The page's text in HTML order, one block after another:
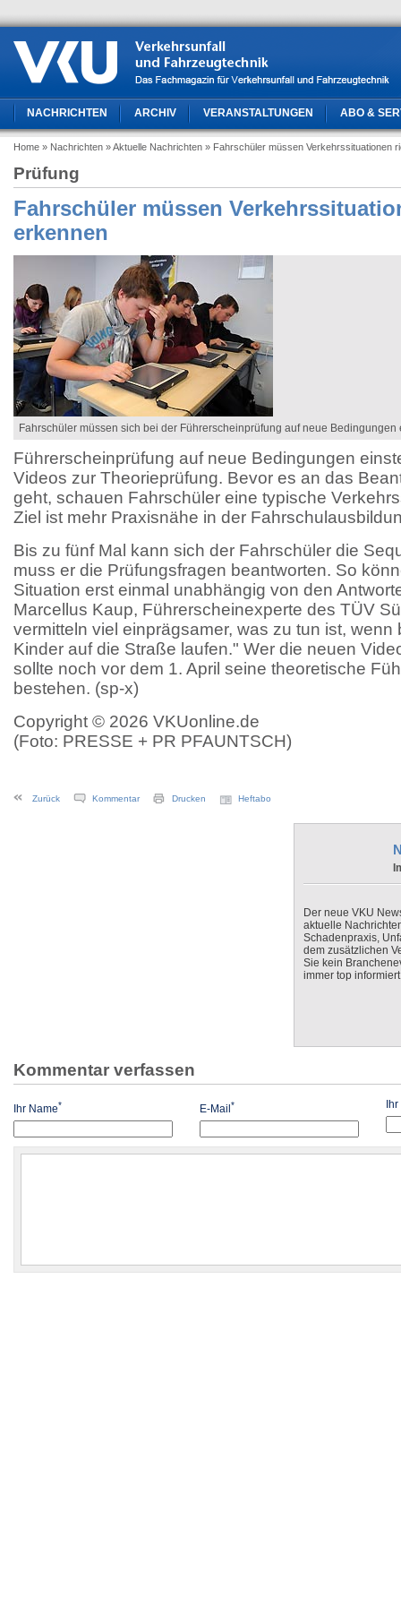
NACHRICHTEN ARCHIV VERANSTALTUNGEN ABO &
Home » Nachrichten » Aktuelle Nachrichten » Fahrschüler müssen Verkehrssituationen
Prüfung
Fahrschüler müssen
erkennen
Fahrschüler müssen sich bei der Führerscheinprüfung auf neue Bedingungen
Führerscheinprüfung auf neue Bedingungen
Videos zur Theorieprüfung. Bevor es an das
geht, schauen Fahrschüler eine typische
Ziel ist mehr Praxisnähe in der
Bis zu fünf Mal kann sich der Fahrschüler die
muss er die Prüfungsfragen beantworten. So
Situation erst einmal unabhängig von den
Marcellus Kaup, Führerscheinexperte des TÜV
vermitteln viel einprägsamer, was zu tun ist,
Kinder auf die Straße laufen." Wer die neuen
sollte noch vor dem 1. April seine theoretische
bestehen. (sp-x)
Copyright © 2026 VKUonline.de
(Foto: PRESSE + PR PFAUNTSCH)
Zurück Kommentar Drucken Heftabo
Der neue VKU
aktuelle
Schadenpraxis,
dem zusätzlichen
Sie kein
immer top
Kommentar verfassen
Ihr Name* E-Mail *